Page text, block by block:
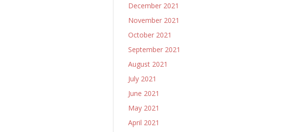
December 2021
November 2021
October 2021
September 2021
August 2021
July 2021
June 2021
May 2021
April 2021